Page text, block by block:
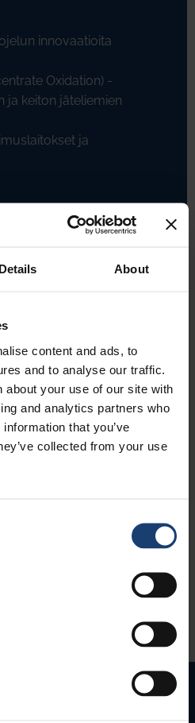
Details About
content and ads, to
and to analyse our traffic.
about your use of our site with
and analytics partners who
that you’ve
collected from your use
innovaatioita
Oxidation) -
ja keiton jäteliemien
ja